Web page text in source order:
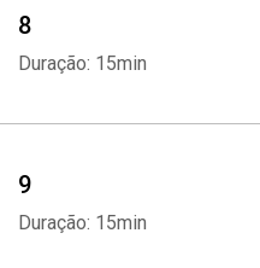
8
Duração: 15min
9
Duração: 15min